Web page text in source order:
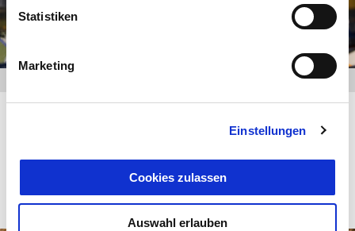
Statistiken
Marketing
Einstellungen
Cookies zulassen
Auswahl erlauben